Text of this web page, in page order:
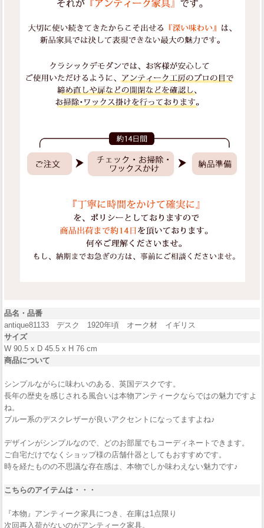
品名・品番
antique81133 デスク 1920年頃 オーク材 イギリス
サイズ
W 90.5 x D 45.5 x H 76 cm
商品について
シンプルながらに味わいのある、英国デスクです。
長年の歴史を感じされる風合いは本物アンティークならではの魅力ですよ
ね。
ブルー系のデスクレザーが良いアクセントになってますよね♪
デザインがシンプルなので、どのお部屋でもコーディネートできます。
ご自宅だけでなくショップ様の店舗什器としてもおすすめです。
時を経たものの不思議な存在感は、本物でしか味わえない魅力です♪
こちらのアイテムは・・・
『本物』アンティーク家具につき、在庫は1点限り
次回再入荷がないのがアンティーク家具。